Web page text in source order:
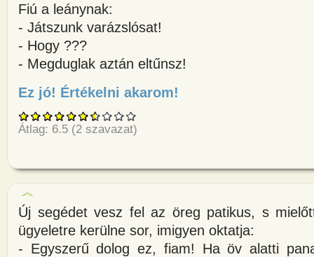
Fiú a leánynak:
- Játszunk varázslósat!
- Hogy ???
- Megduglak aztán eltűnsz!
Ez jó! Értékelni akarom!
Átlag: 6.5 (2 szavazat)
Új segédet vesz fel az öreg patikus, s
ügyeletre kerülne sor, imigyen oktatja:
- Egyszerű dolog ez, fiam! Ha öv alatti